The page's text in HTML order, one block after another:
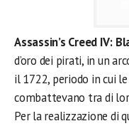
Assassin’s Creed IV:
d’oro dei pirati, in un
il 1722, periodo in cui
combattevano tra di
Per la realizzazione di